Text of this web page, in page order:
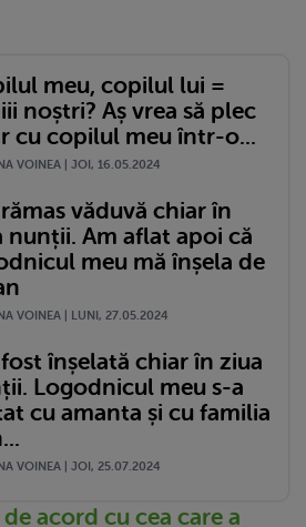
meu, copilul lui =
noștri? Aș vrea să plec
cu copilul meu într-o...
VOINEA | JOI, 16.05.2024
văduvă chiar în
nunții. Am aflat apoi că
meu mă înșela de
VOINEA | LUNI, 27.05.2024
înșelată chiar în ziua
Logodnicul meu s-a
cu amanta și cu familia
VOINEA | JOI, 25.07.2024
acord cu cea care a